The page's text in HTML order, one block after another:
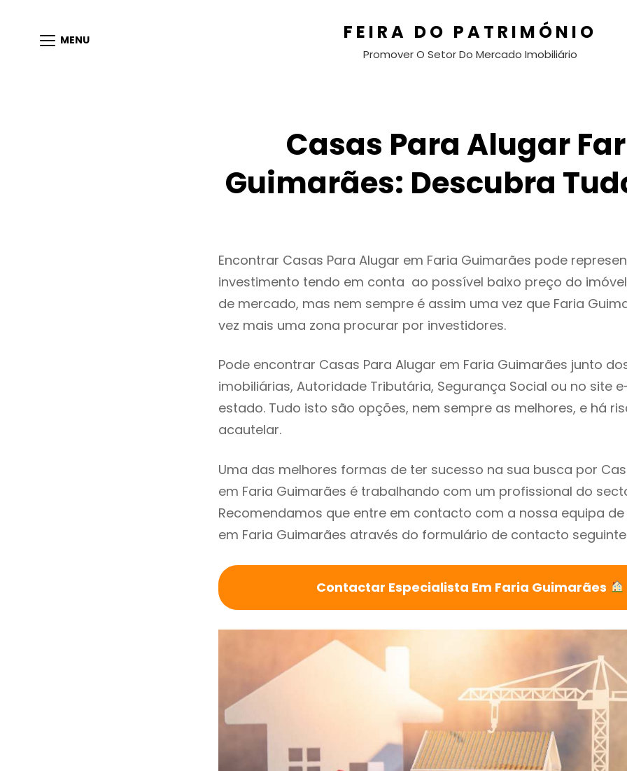
MENU FEIRA DO PATRIMÓNIO
Promover O Setor Do Mercado Imobiliário
Casas Para Alugar
Guimarães: Descubra
Encontrar Casas Para Alugar em Faria Guimarães pode
investimento tendo em conta ao possível baixo preço do
de mercado, mas nem sempre é assim uma vez que Faria
vez mais uma zona procurar por investidores.
Pode encontrar Casas Para Alugar em Faria Guimarães junto
imobiliárias, Autoridade Tributária, Segurança Social ou no site
estado. Tudo isto são opções, nem sempre as melhores, e há
acautelar.
Uma das melhores formas de ter sucesso na sua busca por
em Faria Guimarães é trabalhando com um profissional do
Recomendamos que entre em contacto com a nossa equipa
em Faria Guimarães através do formulário de contacto
Contactar Especialista Em Faria Guimarães